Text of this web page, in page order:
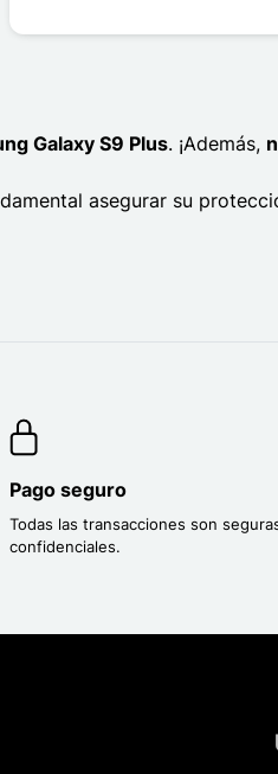
Galaxy S9 Plus. ¡Además,
asegurar su
Pago seguro
Todas las transacciones son
confidenciales.